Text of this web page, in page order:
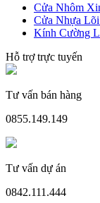
Cửa Nhôm
Cửa Nhựa
Kính Cường
Hỗ trợ trực tuyến
Tư vấn bán hàng
0855.149.149
Tư vấn dự án
0842.111.444